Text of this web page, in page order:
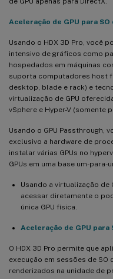
Aceleração de GPU para
Usando o HDX 3D Pro, você
intensivo de gráficos como
hospedados em máquinas
suporta computadores host
desktop, blade e rack) e
virtualização de GPU
vSphere e Hyper-V (somente
Usando o GPU Passthrough,
exclusivo a hardware de
instalar várias GPUs no
GPUs em uma base um-para-
Usando a virtualização de
acessar diretamente o
única GPU física.
Aceleração de GPU para
O HDX 3D Pro permite que
execução em sessões de SO
renderizados na unidade de